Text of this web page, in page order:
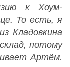
к Хоум-
То есть, я
Кладовкина
потому
Артём.